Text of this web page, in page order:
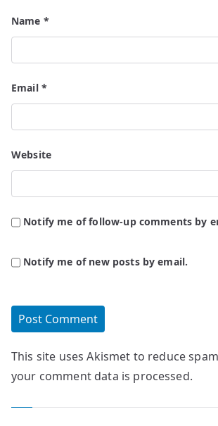
Name *
Email *
Website
Notify me of follow-up comments by
Notify me of new posts by email.
This site uses Akismet to reduce
your comment data is processed.